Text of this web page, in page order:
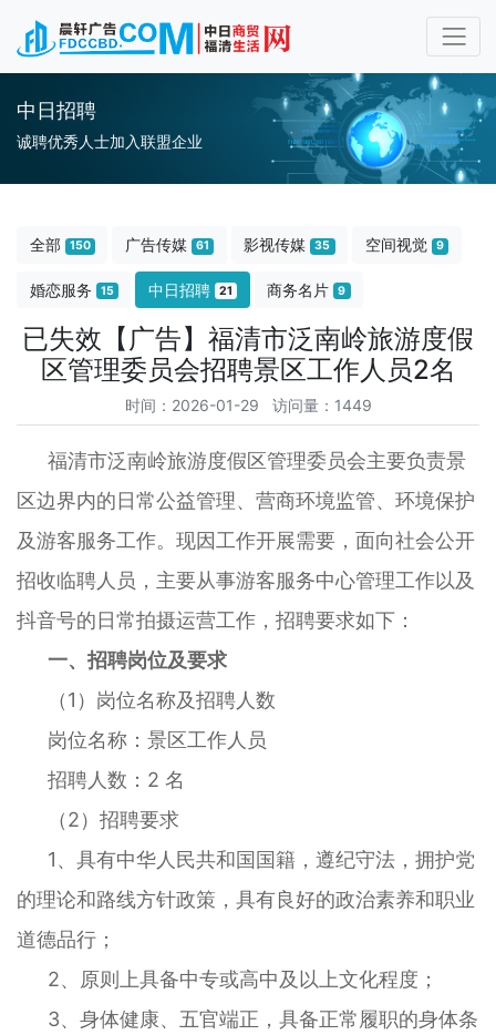
中日招聘
诚聘优秀人士加入联盟企业
全部 150 广告传媒 61 影视传媒 35 空间视觉 9
婚恋服务 15 中日招聘 21 商务名片 9
已失效【广告】福清市泛南岭旅游度假
区管理委员会招聘景区工作人员2名
时间：2026-01-29 访问量：1449
福清市泛南岭旅游度假区管理委员会主要负责景
区边界内的日常公益管理、营商环境监管、环境保护
及游客服务工作。现因工作开展需要，面向社会公开
招收临聘人员，主要从事游客服务中心管理工作以及
抖音号的日常拍摄运营工作，招聘要求如下：
一、招聘岗位及要求
（1）岗位名称及招聘人数
岗位名称：景区工作人员
招聘人数：2 名
（2）招聘要求
1、具有中华人民共和国国籍，遵纪守法，拥护党
的理论和路线方针政策，具有良好的政治素养和职业
道德品行；
2、原则上具备中专或高中及以上文化程度；
3、身体健康、五官端正，具备正常履职的身体条